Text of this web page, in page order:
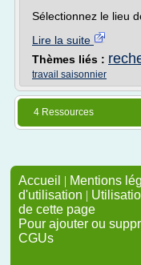
Sélectionnez le lieu
Lire la suite
Thèmes liés :
travail saisonnier
4 Ressources
Accueil | Mentions
d'utilisation |
de cette page
Pour ajouter ou
CGUs